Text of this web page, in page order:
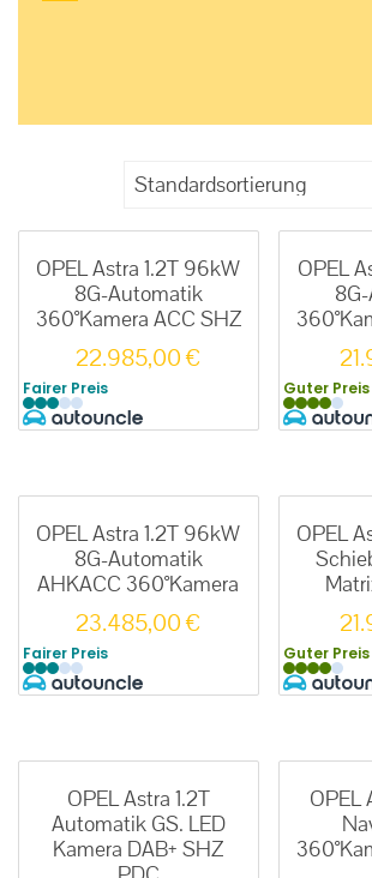
OPEL Astra 1.2T 96kW
8G-Automatik
360°Kamera ACC SHZ
22.985,00€
Fairer Preis
OPEL
Guter Preis
OPEL Astra 1.2T 96kW
8G-Automatik
AHKACC 360°Kamera
23.485,00€
Fairer Preis
OPEL
Guter Preis
OPEL Astra 1.2T
Automatik GS. LED
Kamera DAB+ SHZ
OPEL